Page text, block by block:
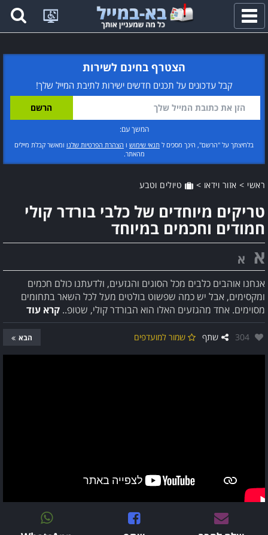
פתח
תפריט
הצטרף בחינם לשירות
קבל עדכונים על תכנים חדשים ישירות לתיבת המייל שלך!
המשך עם:
בלחיצתך על "הרשם", הינך מסכים ל תנאי שימוש ו הצהרת הפרטיות שלנו ומאשר קבלת מיילים
מהאתר.
ראשי > אזור וידאו > טיולים וטבע
טריקים מיוחדים של כלבי בורדר קולי
חמודים וחכמים במיוחד
א א
אנחנו אוהבים כלבים מכל הסוגים והגזעים, ולדעתנו כולם חכמים
ומקסימים, אבל יש כמה שפשוט בולטים מעל לכל השאר בתחומים
מסוימים. אחד מהגזעים האלו הוא הבורדר קולי, שטופ.. קרא עוד
אהבו:
304 שתף שמור למועדפים הבא